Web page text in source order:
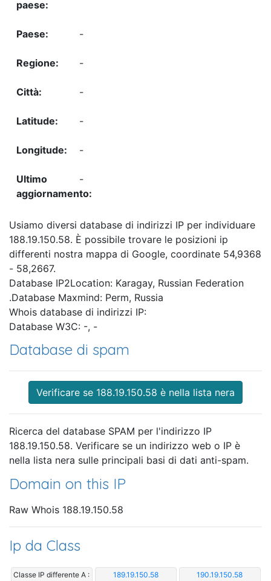
-
-
-
-
-
-
Usiamo diversi database di indirizzi IP per individuare
188.19.150.58. È possibile trovare le posizioni ip
differenti nostra mappa di Google, coordinate 54,9368
- 58,2667.
Database IP2Location: Karagay, Russian Federation
.Database Maxmind: Perm, Russia
Whois database di indirizzi IP:
Database W3C: -, -
Database di spam
Verificare se 188.19.150.58 è nella lista nera
Ricerca del database SPAM per l'indirizzo IP
188.19.150.58. Verificare se un indirizzo web o IP è
nella lista nera sulle principali basi di dati anti-spam.
Domain on this IP
Raw Whois 188.19.150.58
Ip da Class
Classe IP differente A : 189.19.150.58 190.19.150.58